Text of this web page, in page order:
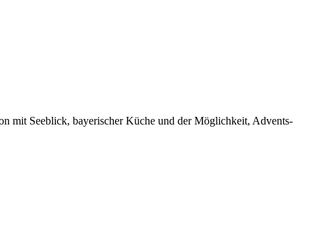
mit Seeblick, bayerischer Küche und der Möglichkeit, Advents-